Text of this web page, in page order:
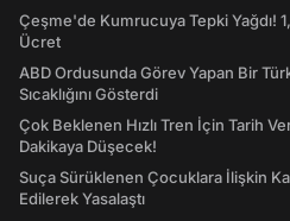
Çeşme'de Kumrucuya Tepki Yağdı!
Ücret
ABD Ordusunda Görev Yapan Bir
Sıcaklığını Gösterdi
Çok Beklenen Hızlı Tren İçin Tarih
Dakikaya Düşecek!
Suça Sürüklenen Çocuklara İlişkin
Edilerek Yasalaştı